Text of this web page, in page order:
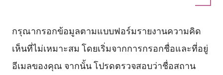
กรุณากรอกข้อมูลตามแบบฟอร์มรายงานความคิด
เห็นที่ไม่เหมาะสม โดยเริ่มจากการกรอกชื่อและที่อยู่
อีเมลของคุณ จากนั้น โปรดตรวจสอบว่าชื่อสถาน